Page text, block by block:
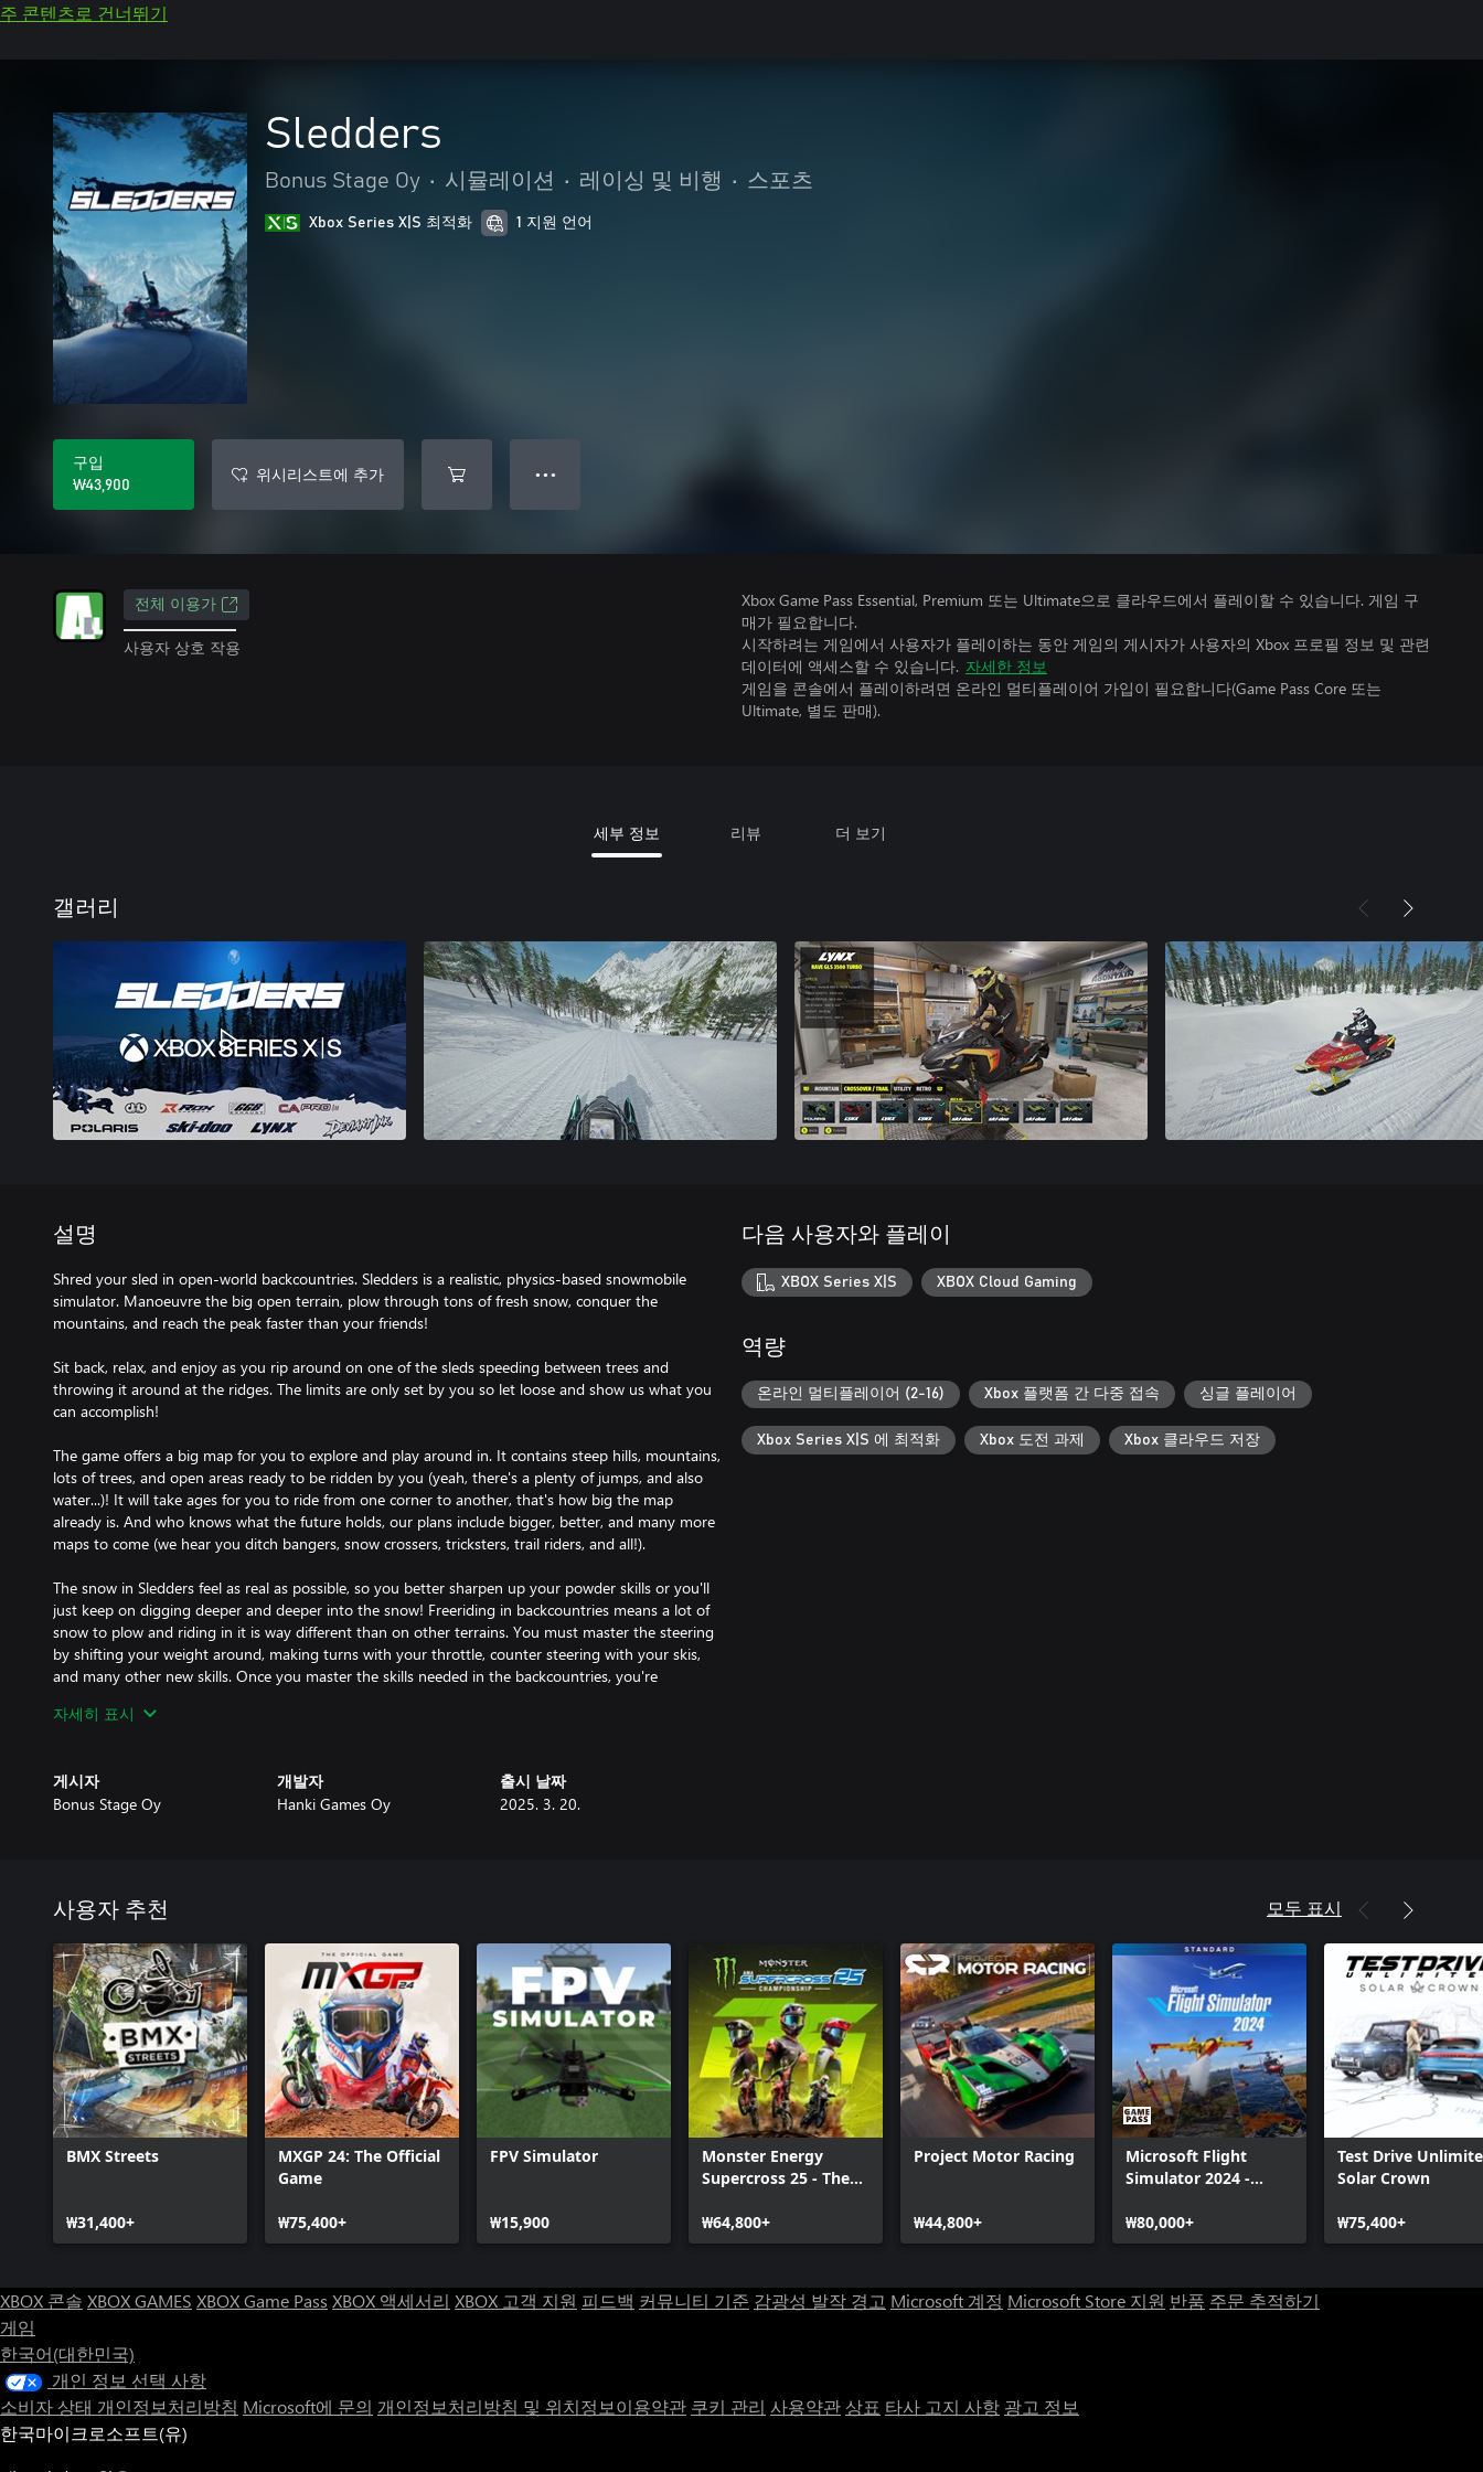
주 콘텐츠로 건너뛰기
Sledders
Bonus Stage Oy • 시뮬레이션 • 레이싱 및 비행 • 스포츠
Xbox Series X|S 최적화 1 지원 언어
구입
₩43,900
위시리스트에 추가 ● ● ●
전체 이용가
사용자 상호 작용
Xbox Game Pass Essential, Premium 또는 Ultimate으로 클라우드에서 플레이할 수 있습니다. 게임 구
매가 필요합니다.
시작하려는 게임에서 사용자가 플레이하는 동안 게임의 게시자가 사용자의 Xbox 프로필 정보 및 관련
데이터에 액세스할 수 있습니다. 자세한 정보
게임을 콘솔에서 플레이하려면 온라인 멀티플레이어 가입이 필요합니다(Game Pass Core 또는
Ultimate, 별도 판매).
세부 정보 리뷰 더 보기
갤러리
설명
Shred your sled in open-world backcountries. Sledders is a realistic, physics-based snowmobile
simulator. Manoeuvre the big open terrain, plow through tons of fresh snow, conquer the
mountains, and reach the peak faster than your friends!
Sit back, relax, and enjoy as you rip around on one of the sleds speeding between trees and
throwing it around at the ridges. The limits are only set by you so let loose and show us what you
can accomplish!
The game offers a big map for you to explore and play around in. It contains steep hills, mountains,
lots of trees, and open areas ready to be ridden by you (yeah, there's a plenty of jumps, and also
water...)! It will take ages for you to ride from one corner to another, that's how big the map
already is. And who knows what the future holds, our plans include bigger, better, and many more
maps to come (we hear you ditch bangers, snow crossers, tricksters, trail riders, and all!).
The snow in Sledders feel as real as possible, so you better sharpen up your powder skills or you'll
just keep on digging deeper and deeper into the snow! Freeriding in backcountries means a lot of
snow to plow and riding in it is way different than on other terrains. You must master the steering
by shifting your weight around, making turns with your throttle, counter steering with your skis,
and many other new skills. Once you master the skills needed in the backcountries, you're
- Online, crossplatform multiplayer takes you ride around the world with a likeminded community
of sledheads
자세히 표시
게시자
Bonus Stage Oy
개발자
Hanki Games Oy
출시 날짜
2025. 3. 20.
다음 사용자와 플레이
XBOX Series X|S XBOX Cloud Gaming
역량
온라인 멀티플레이어 (2-16) Xbox 플랫폼 간 다중 접속 싱글 플레이어
Xbox Series X|S 에 최적화 Xbox 도전 과제 Xbox 클라우드 저장
사용자 추천 모두 표시
BMX Streets
₩31,400+
MXGP 24: The Official
Game
₩75,400+
FPV Simulator
₩15,900
Monster Energy
Supercross 25 - The
₩64,800+
Project Motor Racing
₩44,800+
Microsoft Flight
Simulator 2024 -
₩80,000+
Test Drive
Solar Crown
₩75,400+
XBOX 콘솔 XBOX GAMES XBOX Game Pass XBOX 액세서리 XBOX 고객 지원 피드백 커뮤니티 기준 감광성 발작 경고 Microsoft 계정 Microsoft Store 지원 반품 주문 추적하기
게임
한국어(대한민국)
개인 정보 선택 사항
소비자 상태 개인정보처리방침 Microsoft에 문의 개인정보처리방침 및 위치정보이용약관 쿠키 관리 사용약관 상표 타사 고지 사항 광고 정보
한국마이크로소프트(유)